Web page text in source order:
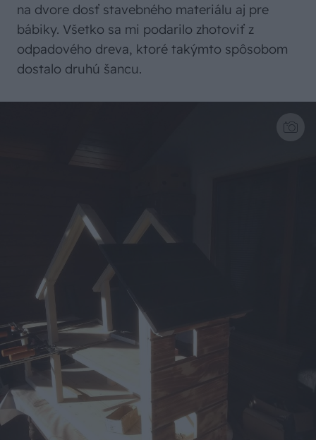
na dvore dosť stavebného materiálu aj pre
bábiky. Všetko sa mi podarilo zhotoviť z
odpadového dreva, ktoré takýmto spôsobom
dostalo druhú šancu.